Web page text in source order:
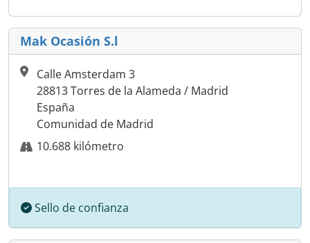
Mak Ocasión S.l
Calle Amsterdam 3
28813 Torres de la Alameda / Madrid
España
Comunidad de Madrid
10.688 kilómetro
Sello de confianza